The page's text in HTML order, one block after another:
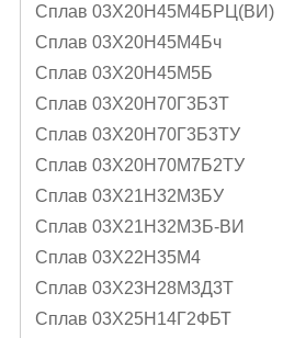
Сплав 03Х20Н45М4БРЦ(ВИ)
Сплав 03Х20Н45М4Бч
Сплав 03Х20Н45М5Б
Сплав 03Х20Н70Г3Б3Т
Сплав 03Х20Н70Г3Б3ТУ
Сплав 03Х20Н70М7Б2ТУ
Сплав 03Х21Н32М3БУ
Сплав 03Х21Н32МЗБ-ВИ
Сплав 03Х22Н35М4
Сплав 03Х23Н28М3Д3Т
Сплав 03Х25Н14Г2ФБТ